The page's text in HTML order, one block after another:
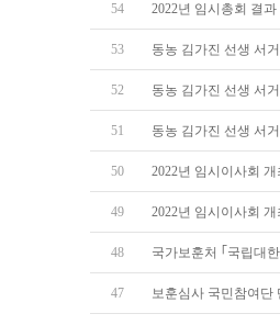
54 2022년 임시총회 결과
53 동농 김가진 선생 서
52 동농 김가진 선생 서
51 동농 김가진 선생 서
50 2022년 임시이사회
49 2022년 임시이사회
48 국가보훈처 ｢국립대
47 보훈심사 국민참여단